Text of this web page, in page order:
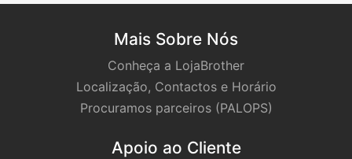
Mais Sobre Nós
Conheça a LojaBrother
Localização, Contactos e Horário
Procuramos parceiros (PALOPS)
Apoio ao Cliente